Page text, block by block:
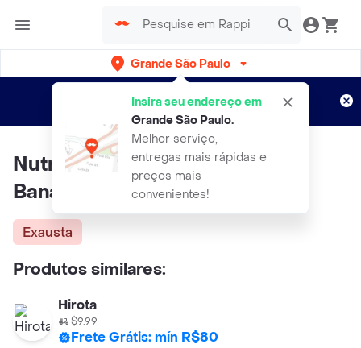
Grande São Paulo
Insira seu endereço em
Grande São Paulo.
Melhor serviço,
entregas mais rápidas e
preços mais
convenientes!
Entregas grátis por 15 dias!
Aplicam T&C
Nutrabem Barra de Proteína
Banana Caramelizada
Exausta
Produtos similares:
Hirota
$9.99
Frete Grátis: mín R$80